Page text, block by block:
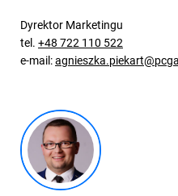
Dyrektor Marketingu
tel. +48 722 110 522
e-mail: